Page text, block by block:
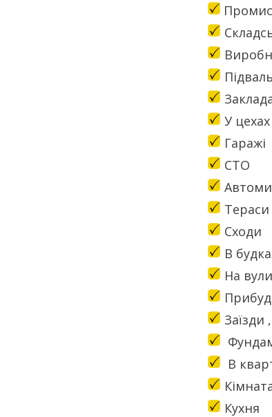
У цехах
Гаражі
СТО
Тераси
Сходи
В
На
Заїзди
В
Кухня